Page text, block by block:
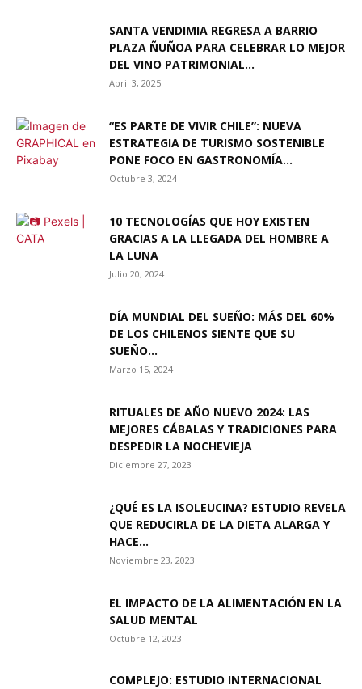
SANTA VENDIMIA REGRESA A BARRIO
PLAZA ÑUÑOA PARA CELEBRAR LO MEJOR
DEL VINO PATRIMONIAL...
Abril 3, 2025
“ES PARTE DE VIVIR CHILE”: NUEVA
ESTRATEGIA DE TURISMO SOSTENIBLE
PONE FOCO EN GASTRONOMÍA...
Octubre 3, 2024
10 TECNOLOGÍAS QUE HOY EXISTEN
GRACIAS A LA LLEGADA DEL HOMBRE A
LA LUNA
Julio 20, 2024
DÍA MUNDIAL DEL SUEÑO: MÁS DEL 60%
DE LOS CHILENOS SIENTE QUE SU
SUEÑO...
Marzo 15, 2024
RITUALES DE AÑO NUEVO 2024: LAS
MEJORES CÁBALAS Y TRADICIONES PARA
DESPEDIR LA NOCHEVIEJA
Diciembre 27, 2023
¿QUÉ ES LA ISOLEUCINA? ESTUDIO REVELA
QUE REDUCIRLA DE LA DIETA ALARGA Y
HACE...
Noviembre 23, 2023
EL IMPACTO DE LA ALIMENTACIÓN EN LA
SALUD MENTAL
Octubre 12, 2023
COMPLEJO: ESTUDIO INTERNACIONAL